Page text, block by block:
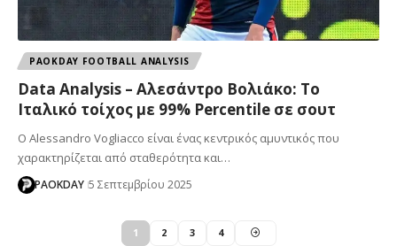
PAOKDAY FOOTBALL ANALYSIS
Data Analysis – Αλεσάντρο Βολιάκο: Το
Ιταλικό τοίχος με 99% Percentile σε σουτ
Ο Alessandro Vogliacco είναι ένας κεντρικός αμυντικός που
χαρακτηρίζεται από σταθερότητα και…
PAOKDAY 5 Σεπτεμβρίου 2025
1 2 3 4